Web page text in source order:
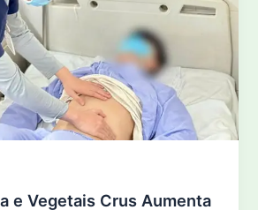
e Vegetais Crus Aumenta